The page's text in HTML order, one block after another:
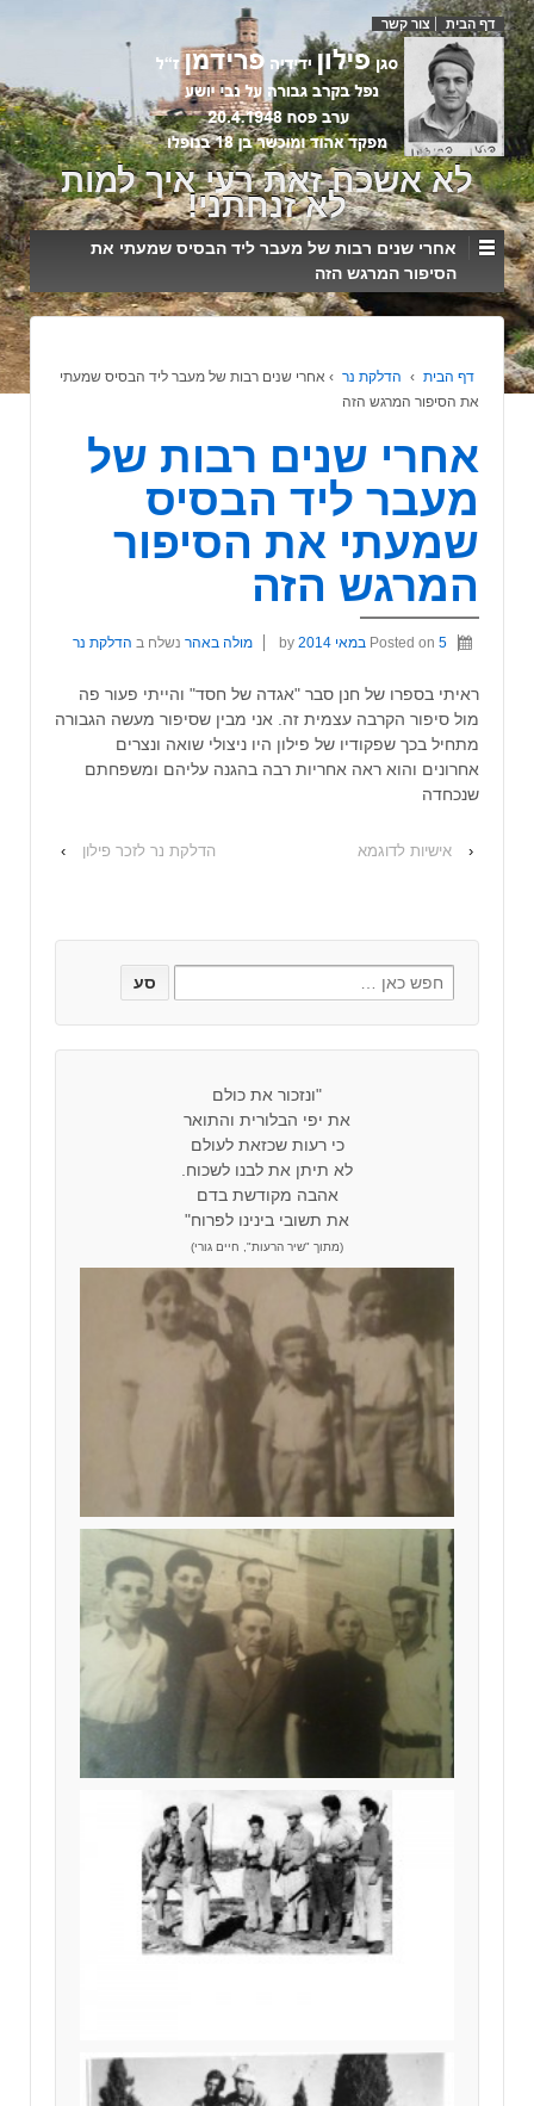
דף הבית צור קשר
לא אשכח זאת רעי איך למות
לא זנחתני!
אחרי שנים רבות של מעבר ליד הבסיס שמעתי את
הסיפור המרגש הזה
דף הבית › הדלקת נר › אחרי שנים רבות של מעבר ליד הבסיס שמעתי
את הסיפור המרגש הזה
אחרי שנים רבות של
מעבר ליד הבסיס
שמעתי את הסיפור
המרגש הזה
Posted on 5 במאי 2014 מולה באהר נשלח ב הדלקת נר
ראיתי בספרו של חנן סבר "אגדה של חסד" והייתי פעור פה
מול סיפור הקרבה עצמית זה. אני מבין שסיפור מעשה הגבורה
מתחיל בכך שפקודיו של פילון היו ניצולי שואה ונצרים
אחרונים והוא ראה אחריות רבה בהגנה עליהם ומשפחתם
שנכחדה
‹ אישיות לדוגמא הדלקת נר לזכר פילון ›
"ונזכור את כולם
את יפי הבלורית והתואר
כי רעות שכזאת לעולם
לא תיתן את לבנו לשכוח.
אהבה מקודשת בדם
את תשובי בינינו לפרוח"
(מתוך "שיר הרעות", חיים גורי)